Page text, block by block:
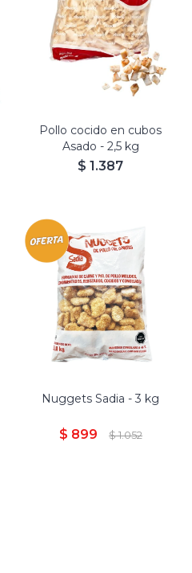
Pollo cocido en cubos
Asado - 2,5 kg
$ 1.387
Nuggets Sadia - 3 kg
$ 899 $ 1.052